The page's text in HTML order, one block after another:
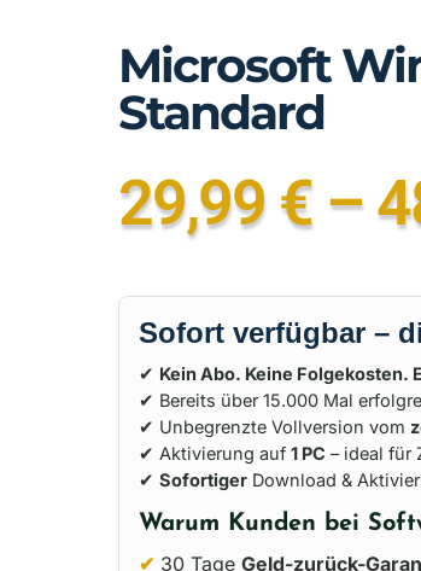
Microsoft
Standard
29,99 € –
Sofort verfügbar –
✔ Kein Abo. Keine Folgekosten.
✔ Bereits über 15.000 Mal
✔ Unbegrenzte Vollversion vom
✔ Aktivierung auf1 PC – ideal für
✔Sofortiger Download &
Warum Kunden bei
✔ 30 TageGeld-zurück-